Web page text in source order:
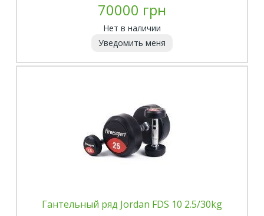
70000 грн
Нет в наличии
Уведомить меня
Гантельный ряд Jordan FDS 10 2.5/30kg